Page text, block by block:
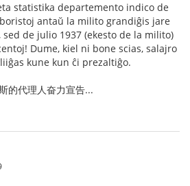
statistika departemento indico de
antaŭ la milito grandiĝis jare
de julio 1937 (ekesto de la milito)
Dume, kiel ni bone scias, salajro
kune kun ĉi prezaltiĝo.
的代理人奋力宣告...